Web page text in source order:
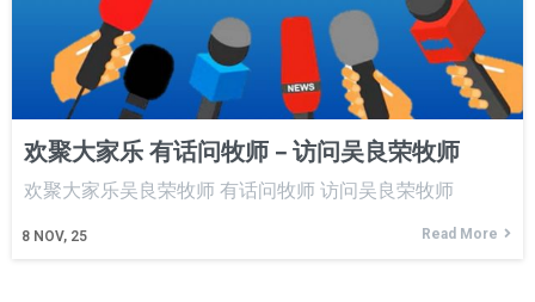
欢聚大家乐 有话问牧师 – 访问吴良荣牧师
8 NOV, 25
欢聚大家乐吴良荣牧师 有话问牧师 访问吴良荣牧师
Read More